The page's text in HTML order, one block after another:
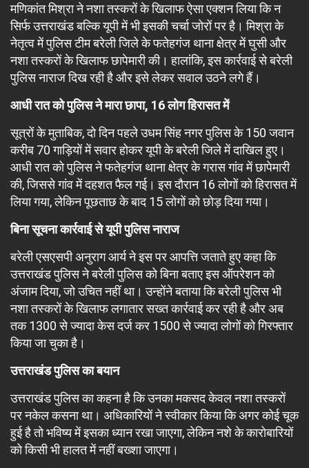
मणिकांत मिश्रा ने नशा तस्करों के खिलाफ ऐसा एक्शन लिया कि न
सिर्फ उत्तराखंड बल्कि यूपी में भी इसकी चर्चा जोरों पर है। मिश्रा के
नेतृत्व में पुलिस टीम बरेली जिले के फतेहगंज थाना क्षेत्र में घुसी और
नशा तस्करों के खिलाफ छापेमारी की। हालांकि, इस कार्रवाई से बरेली
पुलिस नाराज दिख रही है और इसे लेकर सवाल उठने लगे हैं।
आधी रात को पुलिस ने मारा छापा, 16 लोग हिरासत में
सूत्रों के मुताबिक, दो दिन पहले उधम सिंह नगर पुलिस के 150 जवान
करीब 70 गाड़ियों में सवार होकर यूपी के बरेली जिले में दाखिल हुए।
आधी रात को पुलिस ने फतेहगंज थाना क्षेत्र के गरास गांव में छापेमारी
की, जिससे गांव में दहशत फैल गई। इस दौरान 16 लोगों को हिरासत में
लिया गया, लेकिन पूछताछ के बाद 15 लोगों को छोड़ दिया गया।
बिना सूचना कार्रवाई से यूपी पुलिस नाराज
बरेली एसएसपी अनुराग आर्य ने इस पर आपत्ति जताते हुए कहा कि
उत्तराखंड पुलिस ने बरेली पुलिस को बिना बताए इस ऑपरेशन को
अंजाम दिया, जो उचित नहीं था। उन्होंने बताया कि बरेली पुलिस भी
नशा तस्करों के खिलाफ लगातार सख्त कार्रवाई कर रही है और अब
तक 1300 से ज्यादा केस दर्ज कर 1500 से ज्यादा लोगों को गिरफ्तार
किया जा चुका है।
उत्तराखंड पुलिस का बयान
उत्तराखंड पुलिस का कहना है कि उनका मकसद केवल नशा तस्करों
पर नकेल कसना था। अधिकारियों ने स्वीकार किया कि अगर कोई चूक
हुई है तो भविष्य में इसका ध्यान रखा जाएगा, लेकिन नशे के कारोबारियों
को किसी भी हालत में नहीं बख्शा जाएगा।